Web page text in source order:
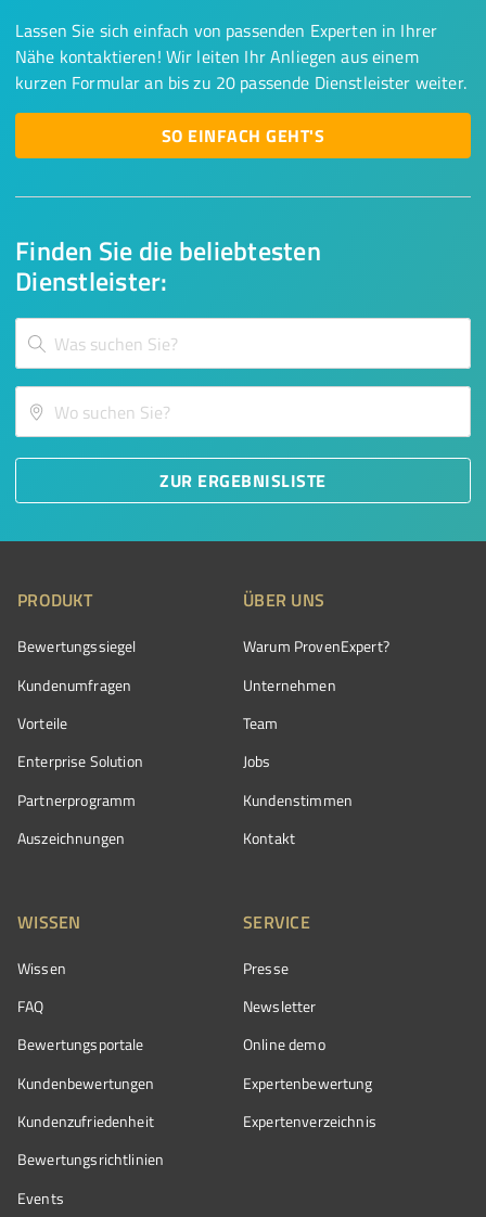
Finden Sie die beliebtesten
Dienstleister:
ZUR ERGEBNISLISTE
Lassen Sie sich einfach von passenden Experten in Ihrer
Nähe kontaktieren! Wir leiten Ihr Anliegen aus einem
kurzen Formular an bis zu 20 passende Dienstleister weiter.
SO EINFACH GEHT'S
PRODUKT
Bewertungssiegel
Kundenumfragen
Vorteile
Enterprise Solution
Partnerprogramm
Auszeichnungen
ÜBER UNS
Warum ProvenExpert?
Unternehmen
Team
Jobs
Kundenstimmen
Kontakt
WISSEN
Wissen
FAQ
Bewertungsportale
Kundenbewertungen
Kundenzufriedenheit
Bewertungs­richtlinien
Events
SERVICE
Presse
Newsletter
Online demo
Expertenbewertung
Expertenverzeichnis